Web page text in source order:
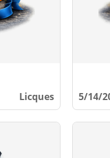
Licques 5/14/